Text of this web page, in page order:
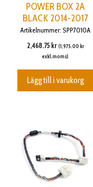
POWER BOX 2A
BLACK 2014-2017
Artikelnummer: SPP7010A
2,468.75 kr (1,975.00 kr
exkl.moms)
Lägg till i varukorg